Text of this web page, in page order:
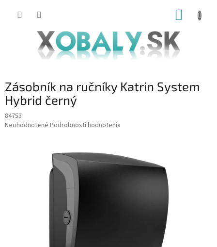
Zásobník na ručníky Katrin System
Hybrid černý
84753
Priemerné
Neohodnotené Podrobnosti hodnotenia